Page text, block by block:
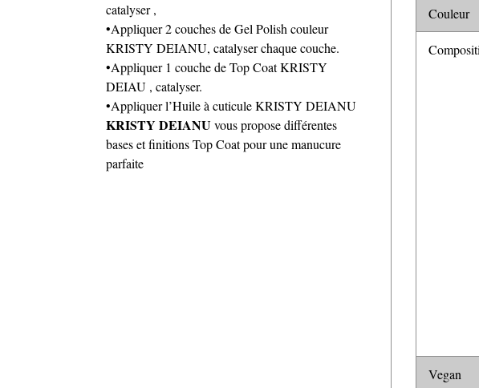
catalyser ,
•Appliquer 2 couches de Gel Polish couleur
KRISTY DEIANU, catalyser chaque couche.
•Appliquer 1 couche de Top Coat KRISTY
DEIAU , catalyser.
•Appliquer l’Huile à cuticule KRISTY DEIANU
KRISTY DEIANUvous propose différentes
bases et finitions Top Coat pour une manucure
parfaite
Couleur
Vegan